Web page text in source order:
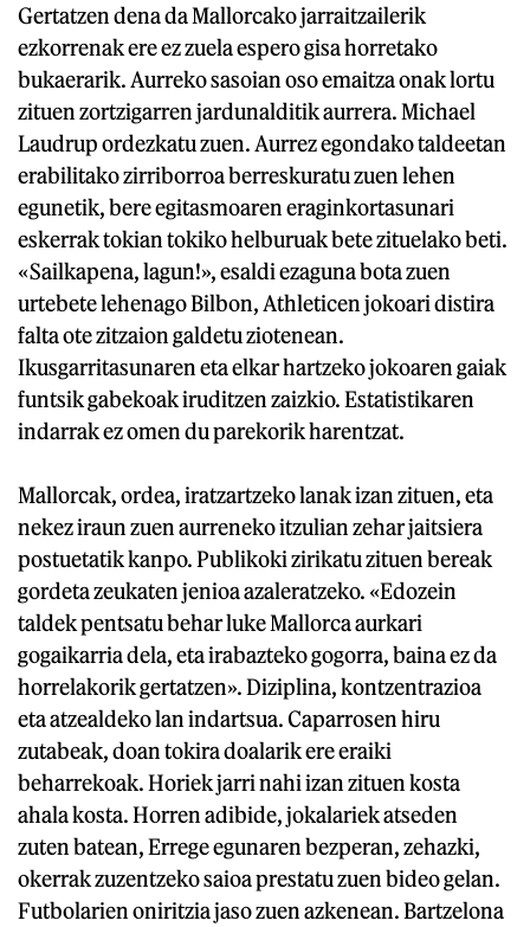
Gertatzen dena da Mallorcako jarraitzailerik
ezkorrenak ere ez zuela espero gisa horretako
bukaerarik. Aurreko sasoian oso emaitza onak lortu
zituen zortzigarren jardunalditik aurrera. Michael
Laudrup ordezkatu zuen. Aurrez egondako taldeetan
erabilitako zirriborroa berreskuratu zuen lehen
egunetik, bere egitasmoaren eraginkortasunari
eskerrak tokian tokiko helburuak bete zituelako beti.
«Sailkapena, lagun!», esaldi ezaguna bota zuen
urtebete lehenago Bilbon, Athleticen jokoari distira
falta ote zitzaion galdetu ziotenean.
Ikusgarritasunaren eta elkar hartzeko jokoaren gaiak
funtsik gabekoak iruditzen zaizkio. Estatistikaren
indarrak ez omen du parekorik harentzat.
Mallorcak, ordea, iratzartzeko lanak izan zituen, eta
nekez iraun zuen aurreneko itzulian zehar jaitsiera
postuetatik kanpo. Publikoki zirikatu zituen bereak
gordeta zeukaten jenioa azaleratzeko. «Edozein
taldek pentsatu behar luke Mallorca aurkari
gogaikarria dela, eta irabazteko gogorra, baina ez da
horrelakorik gertatzen». Diziplina, kontzentrazioa
eta atzealdeko lan indartsua. Caparrosen hiru
zutabeak, doan tokira doalarik ere eraiki
beharrekoak. Horiek jarri nahi izan zituen kosta
ahala kosta. Horren adibide, jokalariek atseden
zuten batean, Errege egunaren bezperan, zehazki,
okerrak zuzentzeko saioa prestatu zuen bideo gelan.
Futbolarien oniritzia jaso zuen azkenean. Bartzelona